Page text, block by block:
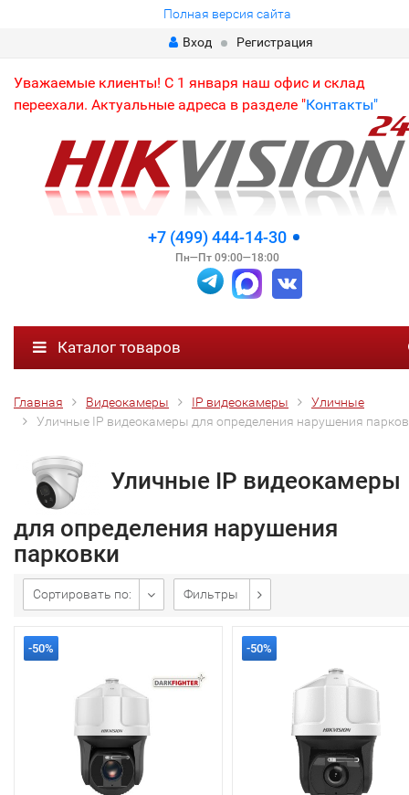
Полная версия сайта
Вход
Регистрация
Уважаемые клиенты! С 1 января наш офис и склад
переехали. Актуальные адреса в разделе "Контакты"
+7 (499) 444-14-30
Пн—Пт 09:00—18:00
Каталог товаров
Главная Видеокамеры IP видеокамеры
Уличные
Уличные IP видеокамеры для определения нарушения
Уличные IP видеокамеры
для определения нарушения
парковки
Сортировать по: Фильтры
-50% -50%